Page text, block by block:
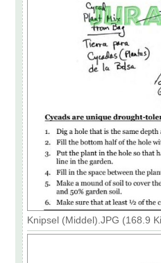
Knipsel (Middel).JPG (168.9